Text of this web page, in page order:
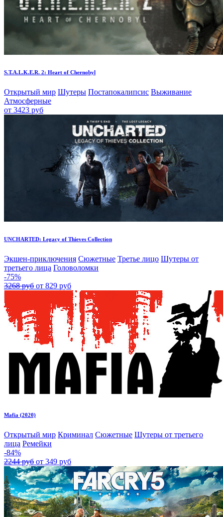
S.T.A.L.K.E.R. 2: Heart of Chernobyl
Открытый мир Шутеры Постапокалипсис Выживание
Атмосферные
от 3423 руб
UNCHARTED: Legacy of Thieves Collection
Экшен-приключения Сюжетные Третье лицо Шутеры от
третьего лица Головоломки
-75%
3268 руб от 829 руб
Mafia (2020)
Открытый мир Криминал Сюжетные Шутеры от третьего
лица Ремейки
-84%
2244 руб от 349 руб